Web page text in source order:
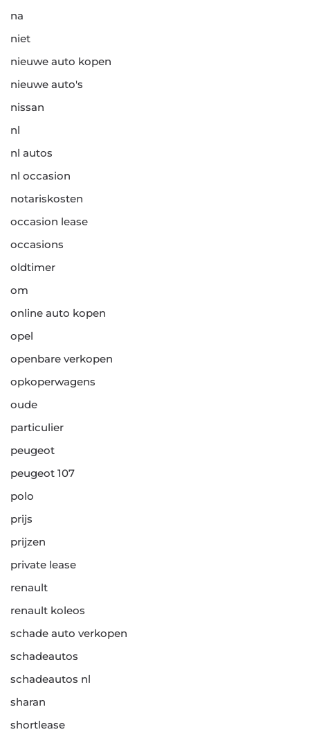
na
niet
nieuwe auto kopen
nieuwe auto's
nissan
nl
nl autos
nl occasion
notariskosten
occasion lease
occasions
oldtimer
om
online auto kopen
opel
openbare verkopen
opkoperwagens
oude
particulier
peugeot
peugeot 107
polo
prijs
prijzen
private lease
renault
renault koleos
schade auto verkopen
schadeautos
schadeautos nl
sharan
shortlease